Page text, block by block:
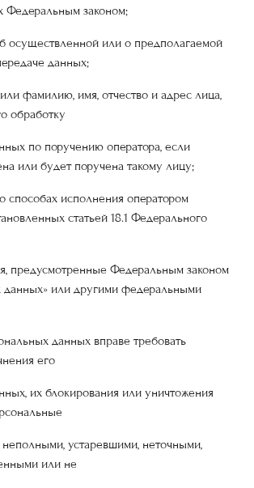
Федеральным законом;
осуществленной или о предполагаемой
данных;
фамилию, имя, отчество и адрес лица,
обработку
по поручению оператора, если
или будет поручена такому лицу;
способах исполнения оператором
статьей 18.1 Федерального
предусмотренные Федеральным законом
данных» или другими федеральными
данных вправе требовать
его
их блокирования или уничтожения
устаревшими, неточными,
или не